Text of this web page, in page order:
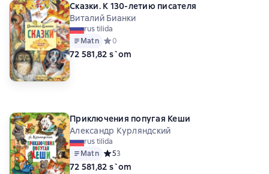
Сказки. К 130-летию писателя
Виталий Бианки
rus tilida
Matn Средний рейтинг 0 на основе 0 оценок
0
72 581,82 s`om
Приключения попугая Кеши
Александр Курляндский
rus tilida
Matn Средний рейтинг 5 на основе 3 оценок
53
72 581,82 s`om